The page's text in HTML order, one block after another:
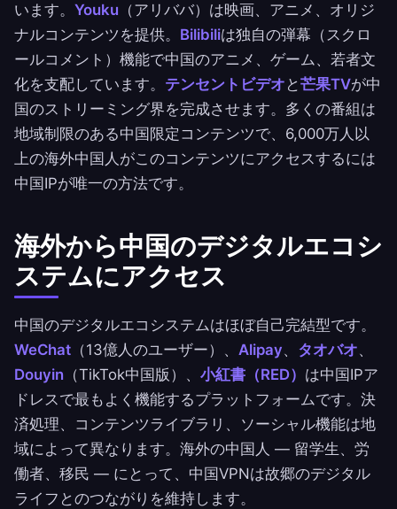
います。 Youku （アリババ）は映画、アニメ、オリジ
ナルコンテンツを提供。 Bilibiliは独自の弾幕（スクロ
ールコメント）機能で中国のアニメ、ゲーム、若者文
化を支配しています。 テンセントビデオ と芒果TVが中
国のストリーミング界を完成させます。多くの番組は
地域制限のある中国限定コンテンツで、6,000万人以
上の海外中国人がこのコンテンツにアクセスするには
中国IPが唯一の方法です。
海外から中国のデジタルエコシ
ステムにアクセス
中国のデジタルエコシステムはほぼ自己完結型です。
WeChat （13億人のユーザー）、 Alipay、 タオバオ、
Douyin （TikTok中国版）、 小紅書（RED） は中国IPア
ドレスで最もよく機能するプラットフォームです。決
済処理、コンテンツライブラリ、ソーシャル機能は地
域によって異なります。海外の中国人 — 留学生、労
働者、移民 — にとって、中国VPNは故郷のデジタル
ライフとのつながりを維持します。